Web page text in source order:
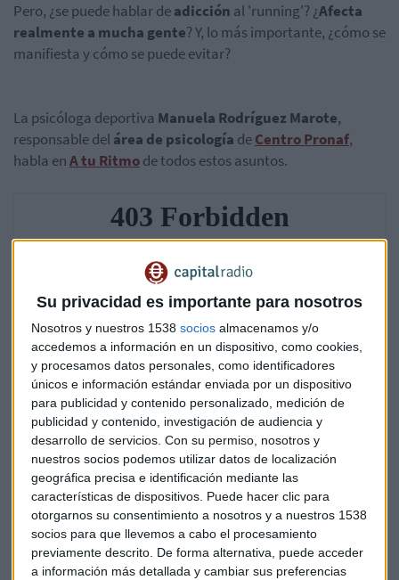
Su privacidad es importante para nosotros
Nosotros y nuestros 1538 socios almacenamos y/o
accedemos a información en un dispositivo, como cookies,
y procesamos datos personales, como identificadores
únicos e información estándar enviada por un dispositivo
para publicidad y contenido personalizado, medición de
publicidad y contenido, investigación de audiencia y
desarrollo de servicios. Con su permiso, nosotros y
nuestros socios podemos utilizar datos de localización
geográfica precisa e identificación mediante las
características de dispositivos. Puede hacer clic para
otorgarnos su consentimiento a nosotros y a nuestros 1538
socios para que llevemos a cabo el procesamiento
previamente descrito. De forma alternativa, puede acceder
a información más detallada y cambiar sus preferencias
Pero, ¿se puede hablar deadicción al 'running'? ¿Afecta
realmente a mucha gente? Y, lo más importante, ¿cómo se
manifiesta y cómo se puede evitar?
La psicóloga deportiva Manuela Rodríguez Marote,
responsable delárea de psicología deCentro Pronaf,
habla enA tu Ritmode todos estos asuntos.
LEE TAMBIÉN:
Los principales problemas psicológicos del corredor